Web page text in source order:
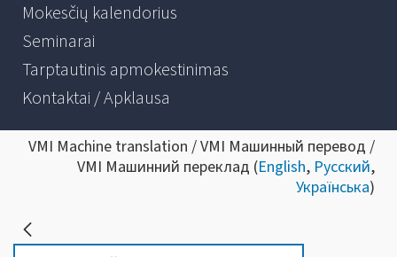
Mokesčių kalendorius
Seminarai
Tarptautinis apmokestinimas
Kontaktai / Apklausa
VMI Machine translation / VMI Машинный перевод /
VMI Машинний переклад (English, Русский,
Українська)